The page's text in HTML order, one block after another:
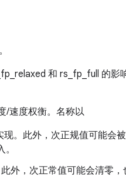
和 rs_fp_full 的影
/速度权衡。名称以
。此外，次正规值可能会
外，次正常值可能会清零，